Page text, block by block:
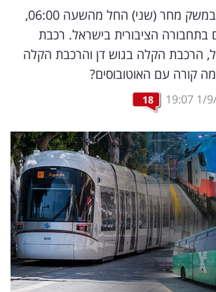
על רקע השביתה במשק מחר (שני) החל מהשעה 06:00,
בתחבורה הציבורית בישראל. רכבת
הרכבת הקלה בגוש דן והרכבת הקלה
קורה עם האוטובוסים?
1/
19:07
18